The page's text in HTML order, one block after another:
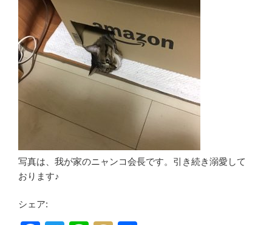
写真は、我が家のニャンコ会長です。引き続き溺愛して
おります♪
シェア: